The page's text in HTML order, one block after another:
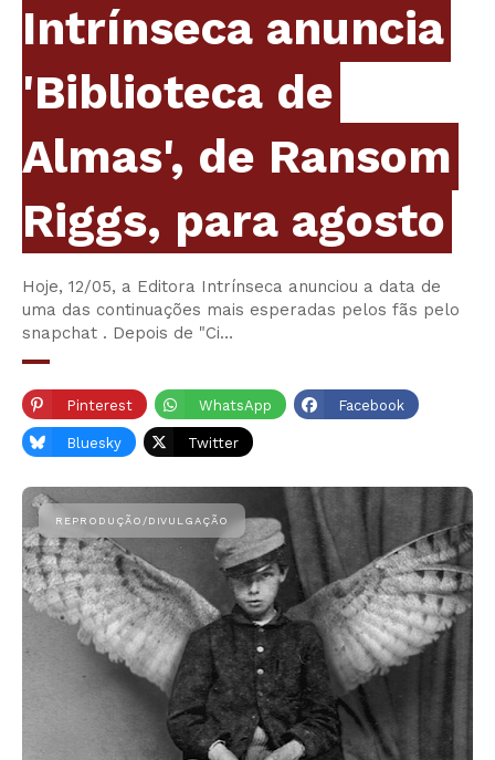
Intrínseca anuncia
'Biblioteca de
Almas', de Ransom
Riggs, para agosto
Hoje, 12/05, a Editora Intrínseca anunciou a data de
uma das continuações mais esperadas pelos fãs pelo
snapchat . Depois de "Ci…
Pinterest WhatsApp Facebook
Bluesky Twitter